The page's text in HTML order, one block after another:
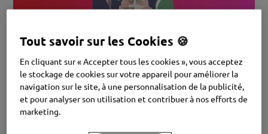
Vous n’offrez pas (encore) de chèques-repas à vos
collaborateurs ? C’est dommage, car vous passez à côté
de nombreux avantages ! Dans cet article, nous
dévoilons un coin du voile
Tout savoir sur les Cookies 🍪
En cliquant sur « Accepter tous les cookies », vous acceptez
le stockage de cookies sur votre appareil pour améliorer la
navigation sur le site, à une personnalisation de la publicité,
et pour analyser son utilisation et contribuer à nos efforts de
marketing.